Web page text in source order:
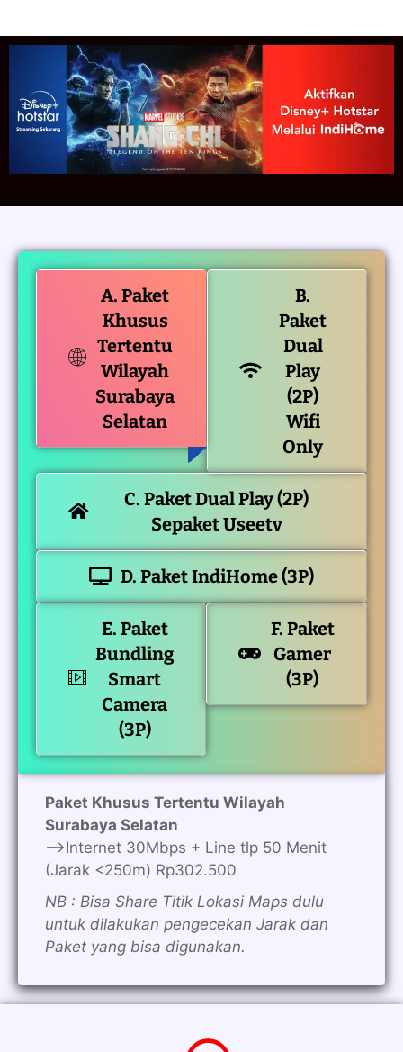
A. Paket
Khusus
Tertentu
Wilayah
Surabaya
Selatan
B.
Paket
Dual
Play
(2P)
Wifi
Only
C. Paket Dual Play (2P)
Sepaket Useetv
D. Paket IndiHome (3P)
E. Paket
Bundling
Smart
Camera
(3P)
F. Paket
Gamer
(3P)
Paket Khusus Tertentu Wilayah
Surabaya Selatan
—>Internet 30Mbps + Line tlp 50 Menit
(Jarak <250m) Rp302.500
NB : Bisa Share Titik Lokasi Maps dulu
untuk dilakukan pengecekan Jarak dan
Paket yang bisa digunakan.